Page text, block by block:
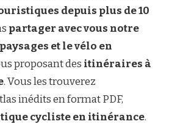
depuis plus de 10
partager avec vous notre
et le vélo en
proposant des itinéraires à
. Vous les trouverez
inédits en format PDF,
cycliste en itinérance.